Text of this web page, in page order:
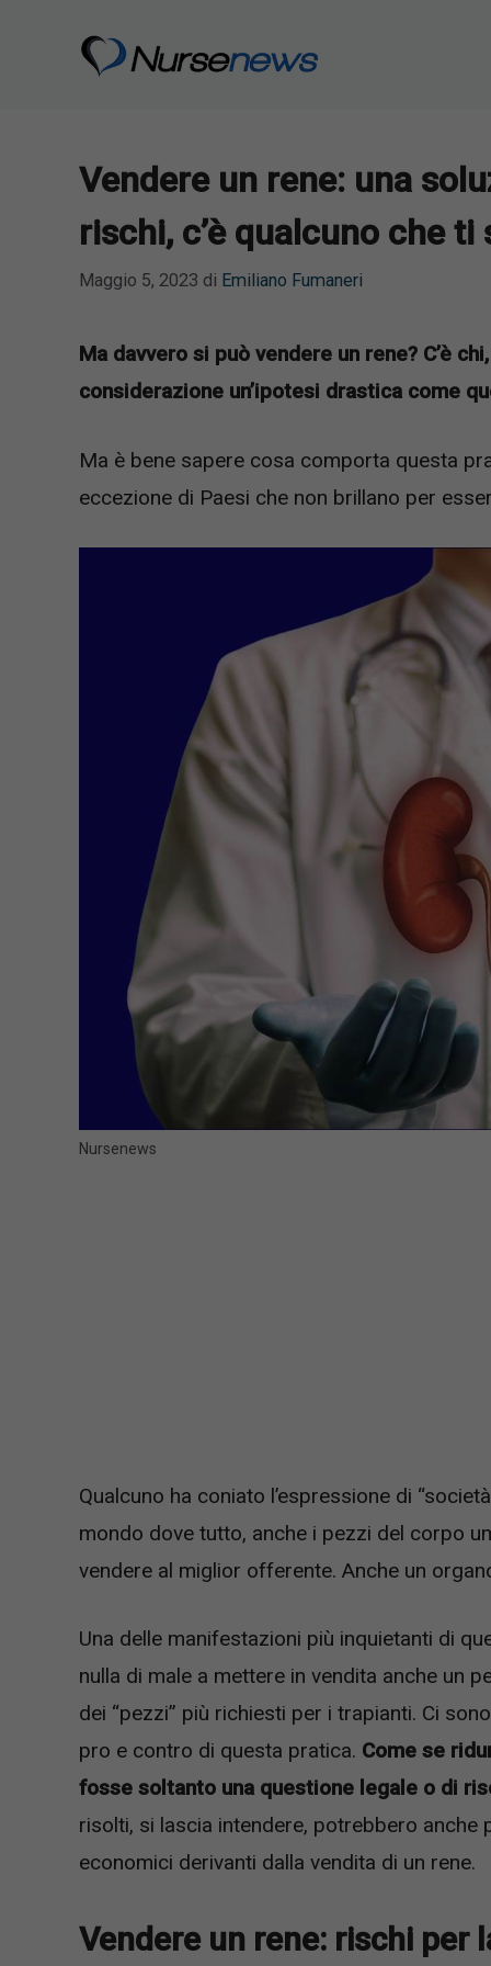
Vendere un rene: una
rischi, c’è qualcuno che
Maggio 5, 2023 di Emiliano Fumaneri
Ma davvero si può vendere un rene? C’è
considerazione un’ipotesi drastica come
Ma è bene sapere cosa comporta questa
eccezione di Paesi che non brillano per
Nursenews
Qualcuno ha coniato l’espressione di
mondo dove tutto, anche i pezzi del corpo
vendere al miglior offerente. Anche un
Una delle manifestazioni più inquietanti di
nulla di male a mettere in vendita anche un
dei “pezzi” più richiesti per i trapianti. Ci
pro e contro di questa pratica. Come se
fosse soltanto una questione legale o di
risolti, si lascia intendere, potrebbero
economici derivanti dalla vendita di un rene.
Vendere un rene: rischi per